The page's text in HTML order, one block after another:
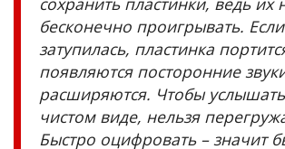
бесконечно проигрывать.
затупилась, пластинка
появляются посторонние
расширяются. Чтобы услышать
чистом виде, нельзя
Быстро оцифровать –значит